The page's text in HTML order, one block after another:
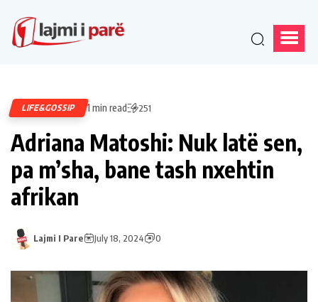
LIFE&GOSSIP 1 min read 251
Adriana Matoshi: Nuk latë sen,
pa m’sha, bane tash nxehtin
afrikan
Lajmi I Pare July 18, 2024 0